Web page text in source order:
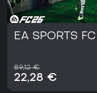
EA SPORTS
89,12 €
22,28 €